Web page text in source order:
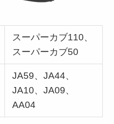
スーパーカブ110、
スーパーカブ50
JA59、JA44、
JA10、JA09、
AA04